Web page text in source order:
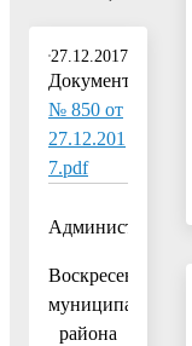
27.12.2017
Документ:
№ 850 от
27.12.201
7.pdf
Администрация
Воскресенского
муниципального
района